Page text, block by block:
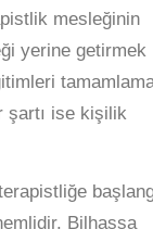
mesleğinin
yerine getirmek
şartı ise kişilik
Bilhassa